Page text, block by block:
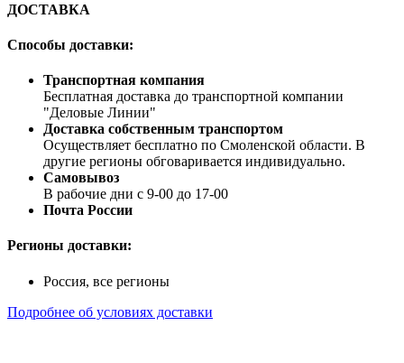
ДОСТАВКА
Способы доставки:
Транспортная компания
Бесплатная доставка до транспортной компании
"Деловые Линии"
Доставка собственным транспортом
Осуществляет бесплатно по Смоленской области. В
другие регионы обговаривается индивидуально.
Самовывоз
В рабочие дни с 9-00 до 17-00
Почта России
Регионы доставки:
Россия, все регионы
Подробнее об условиях доставки